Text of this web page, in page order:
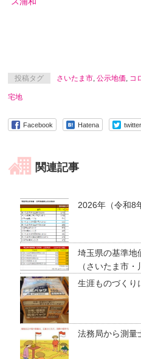
投稿タグ さいたま市,公示地価, コ
宅地
Facebook Hatena twitter
関連記事
2026年（令和8
埼玉県の基準地
（さいたま市
生涯ものづくり
法務局から測量